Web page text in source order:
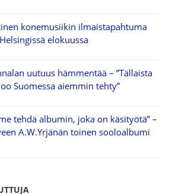
konemusiikin ilmaistapahtuma
elokuussa
uutuus hämmentää – ”Tällaista
Suomessa aiemmin tehty”
tehdä albumin, joka on käsityötä” –
A.W.Yrjänän toinen sooloalbumi